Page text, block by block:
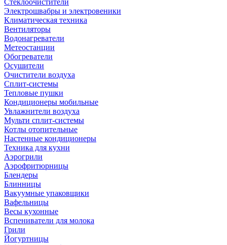
Стеклоочистители
Электрошвабры и электровеники
Климатическая техника
Вентиляторы
Водонагреватели
Метеостанции
Обогреватели
Осушители
Очистители воздуха
Сплит-системы
Тепловые пушки
Кондиционеры мобильные
Увлажнители воздуха
Мульти сплит-системы
Котлы отопительные
Настенные кондиционеры
Техника для кухни
Аэрогрили
Аэрофритюрницы
Блендеры
Блинницы
Вакуумные упаковщики
Вафельницы
Весы кухонные
Вспениватели для молока
Грили
Йогуртницы